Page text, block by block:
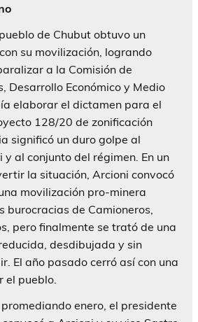
de Chubut obtuvo un
su movilización, logrando
a la Comisión de
Desarrollo Económico y Medio
elaborar el dictamen para el
128/20 de zonificación
significó un duro golpe al
al conjunto del régimen. En un
la situación, Arcioni convocó
movilización pro-minera
burocracias de Camioneros,
pero finalmente se trató de una
desdibujada y sin
El año pasado cerró así con una
pueblo.
enero, el presidente